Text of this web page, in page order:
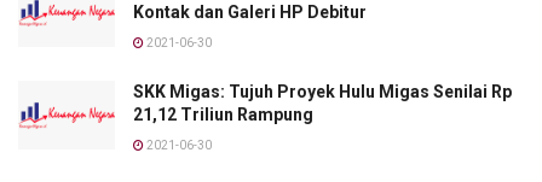
Kontak dan Galeri HP Debitur
2021-06-30
SKK Migas: Tujuh Proyek Hulu Migas Senilai Rp
21,12 Triliun Rampung
2021-06-30